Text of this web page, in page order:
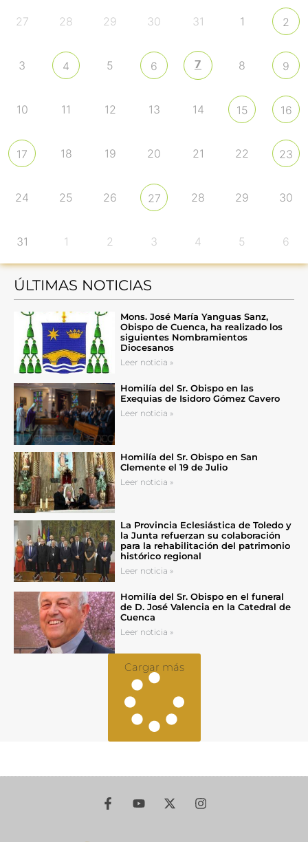
27 28 29 30 31 1 2
3 4 5 6 7 8 9
10 11 12 13 14 15 16
17 18 19 20 21 22 23
24 25 26 27 28 29 30
31 1 2 3 4 5 6
ÚLTIMAS NOTICIAS
Mons. José María Yanguas Sanz,
Obispo de Cuenca, ha realizado los
siguientes Nombramientos
Diocesanos
Leer noticia »
Homilía del Sr. Obispo en las
Exequias de Isidoro Gómez Cavero
Leer noticia »
Homilía del Sr. Obispo en San
Clemente el 19 de Julio
Leer noticia »
La Provincia Eclesiástica de Toledo y
la Junta refuerzan su colaboración
para la rehabilitación del patrimonio
histórico regional
Leer noticia »
Homilía del Sr. Obispo en el funeral
de D. José Valencia en la Catedral de
Cuenca
Leer noticia »
Cargar más